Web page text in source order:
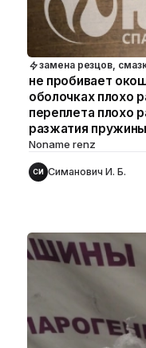
замена резцов,
не пробивает
оболочках плохо
переплета плохо
разжатия пружины
Noname renz
СИ Симанович И. Б.